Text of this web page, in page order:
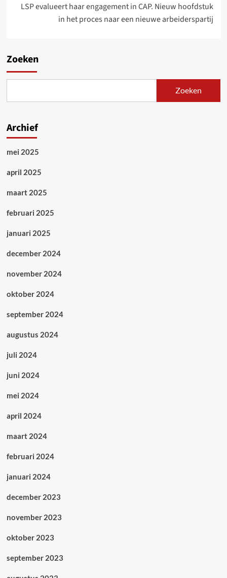
LSP evalueert haar engagement in CAP. Nieuw hoofdstuk
in het proces naar een nieuwe arbeiderspartij
Zoeken
Zoeken
Archief
mei 2025
april 2025
maart 2025
februari 2025
januari 2025
december 2024
november 2024
oktober 2024
september 2024
augustus 2024
juli 2024
juni 2024
mei 2024
april 2024
maart 2024
februari 2024
januari 2024
december 2023
november 2023
oktober 2023
september 2023